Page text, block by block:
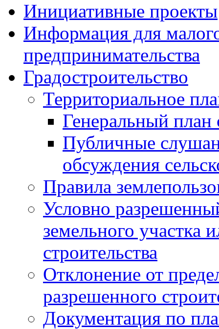
Инициативные проекты
Информация для
предпринимательства
Градостроительство
Территориальное
Генеральный план
Публичные
обсуждения
Правила
Условно
земельного участка
строительства
Отклонение от
разрешенного
Документация по